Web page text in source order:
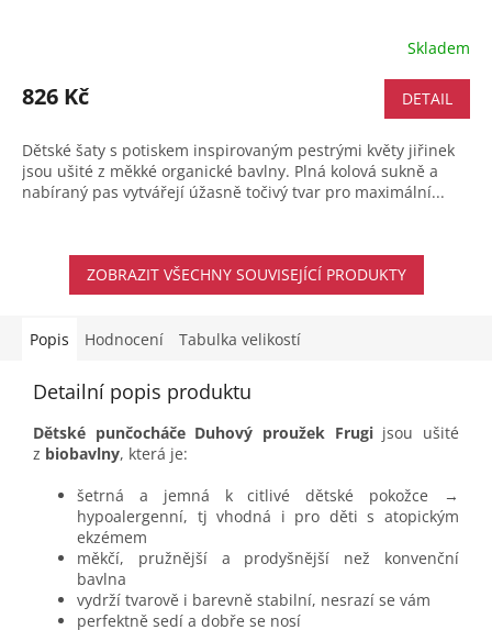
Skladem
826 Kč DETAIL
Dětské šaty s potiskem inspirovaným pestrými květy jiřinek
jsou ušité z měkké organické bavlny. Plná kolová sukně a
nabíraný pas vytvářejí úžasně točivý tvar pro maximální...
ZOBRAZIT VŠECHNY SOUVISEJÍCÍ PRODUKTY
Popis Hodnocení Tabulka velikostí
Detailní popis produktu
Dětské punčocháče Duhový proužek Frugi jsou ušité
z biobavlny, která je:
šetrná a jemná k citlivé dětské pokožce →
hypoalergenní, tj vhodná i pro děti s atopickým
ekzémem
měkčí, pružnější a prodyšnější než konvenční
bavlna
vydrží tvarově i barevně stabilní, nesrazí se vám
perfektně sedí a dobře se nosí